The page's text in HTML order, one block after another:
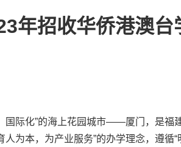
年招收华侨港澳台
国际化”的海上花园城市——厦门，是福
为本，为产业服务”的办学理念，遵循